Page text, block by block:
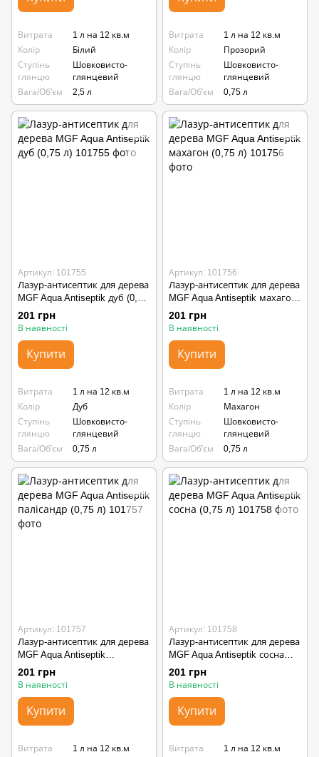
Витрата
1 л на 12 кв.м
Колір
Білий
Ступінь
глянцю
Шовковисто-
глянцевий
Вага/Об'єм
2,5 л
Витрата
1 л на 12 кв.м
Колір
Прозорий
Ступінь
глянцю
Шовковисто-
глянцевий
Вага/Об'єм
0,75 л
Артикул: 101755
Лазур-антисептик для дерева
MGF Aqua Antiseptik дуб (0,75
л)
201 грн
В наявності
Купити
Витрата
1 л на 12 кв.м
Колір
Дуб
Ступінь
глянцю
Шовковисто-
глянцевий
Вага/Об'єм
0,75 л
Артикул: 101756
Лазур-антисептик для дерева
MGF Aqua Antiseptik махагон
(0,75 л)
201 грн
В наявності
Купити
Витрата
1 л на 12 кв.м
Колір
Махагон
Ступінь
глянцю
Шовковисто-
глянцевий
Вага/Об'єм
0,75 л
Артикул: 101757
Лазур-антисептик для дерева
MGF Aqua Antiseptik
палісандр (0,75 л)
201 грн
В наявності
Купити
Витрата
1 л на 12 кв.м
Артикул: 101758
Лазур-антисептик для дерева
MGF Aqua Antiseptik сосна
(0,75 л)
201 грн
В наявності
Купити
Витрата
1 л на 12 кв.м